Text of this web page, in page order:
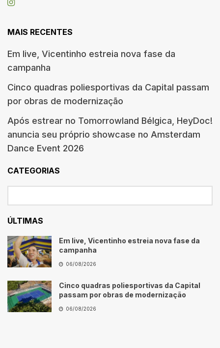
MAIS RECENTES
Em live, Vicentinho estreia nova fase da
campanha
Cinco quadras poliesportivas da Capital passam
por obras de modernização
Após estrear no Tomorrowland Bélgica, HeyDoc!
anuncia seu próprio showcase no Amsterdam
Dance Event 2026
CATEGORIAS
ÚLTIMAS
Em live, Vicentinho estreia nova fase da
campanha
06/08/2026
Cinco quadras poliesportivas da Capital
passam por obras de modernização
06/08/2026